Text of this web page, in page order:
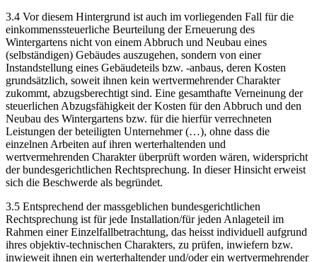
3.4 Vor diesem Hintergrund ist auch im vorliegenden Fall für die
einkommenssteuerliche Beurteilung der Erneuerung des
Wintergartens nicht von einem Abbruch und Neubau eines
(selbständigen) Gebäudes auszugehen, sondern von einer
Instandstellung eines Gebäudeteils bzw. -anbaus, deren Kosten
grundsätzlich, soweit ihnen kein wertvermehrender Charakter
zukommt, abzugsberechtigt sind. Eine gesamthafte Verneinung der
steuerlichen Abzugsfähigkeit der Kosten für den Abbruch und den
Neubau des Wintergartens bzw. für die hierfür verrechneten
Leistungen der beteiligten Unternehmer (…), ohne dass die
einzelnen Arbeiten auf ihren werterhaltenden und
wertvermehrenden Charakter überprüft worden wären, widerspricht
der bundesgerichtlichen Rechtsprechung. In dieser Hinsicht erweist
sich die Beschwerde als begründet.
3.5 Entsprechend der massgeblichen bundesgerichtlichen
Rechtsprechung ist für jede Installation/für jeden Anlageteil im
Rahmen einer Einzelfallbetrachtung, das heisst individuell aufgrund
ihres objektiv-technischen Charakters, zu prüfen, inwiefern bzw.
inwieweit ihnen ein werterhaltender und/oder ein wertvermehrender